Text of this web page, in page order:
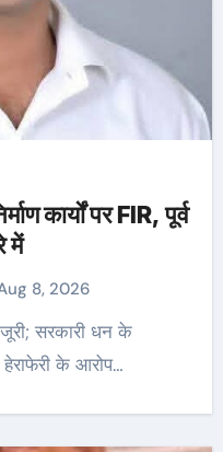
कार्यों पर FIR, पूर्व
में
8, 2026
के आरोप…